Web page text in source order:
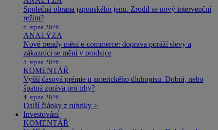
Společná obrana japonského jenu. Zrodil se nový intervenční
režim?
6. srpna 2026
ANALÝZA
Nové trendy mění e-commerce: doprava poráží slevy a
zákazníci se mění v prodejce
5. srpna 2026
KOMENTÁŘ
Vyšší časová prémie u amerického dluhopisu. Dobrá, nebo
špatná zpráva pro trhy?
4. srpna 2026
Další články z rubriky >
Investování
KOMENTÁŘ